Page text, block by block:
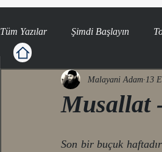
Tüm Yazılar Şimdi Başlayın
Musallat
Malayani Adam 13
Son bir buçuk